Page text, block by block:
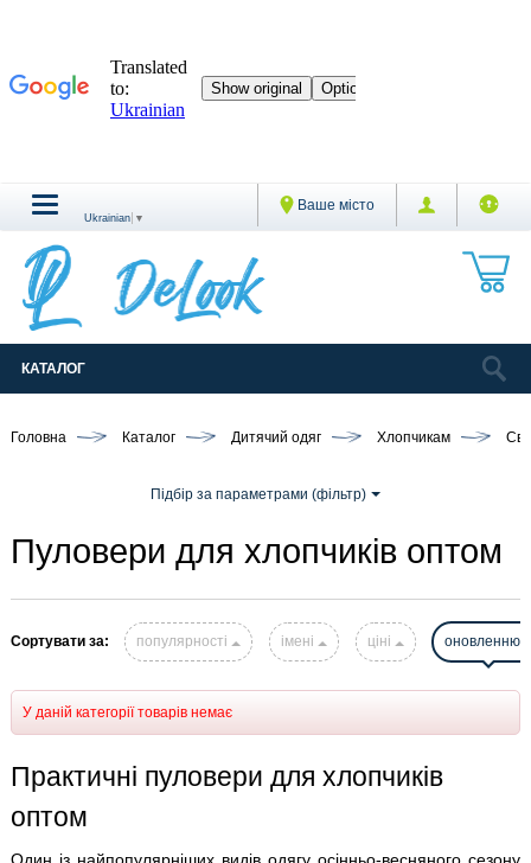
Ваше місто
Ukrainian ▼
КАТАЛОГ
Головна Каталог Дитячий одяг Хлопчикам
Підбір за параметрами (фільтр)
Пуловери для хлопчиків оптом
Сортувати за: популярності імені ціні оновленню
У даній категорії товарів немає
Практичні пуловери для хлопчиків
оптом